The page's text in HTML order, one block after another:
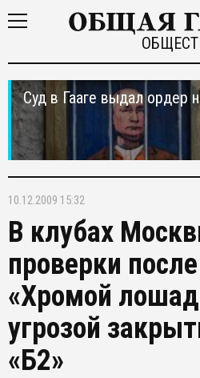
Суд в Гааге выдал ордер
10.12.2009 15:32
В клубах
проверки
«Хромой
угрозой
«Б2»